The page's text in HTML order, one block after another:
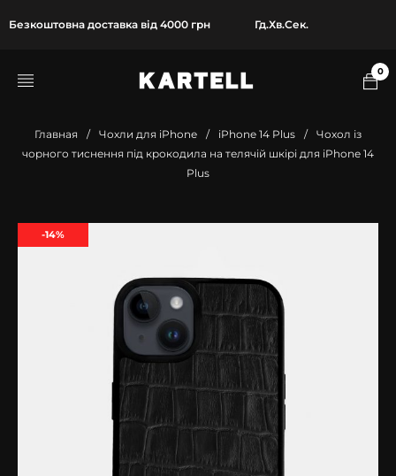
Безкоштовна доставка від 4000 грн Гд.Хв.Сек.
0
Главная / Чохли для iPhone / iPhone 14 Plus /
Чохол із
чорного тиснення під крокодила на телячій шкірі для iPhone 14
Plus
-14%